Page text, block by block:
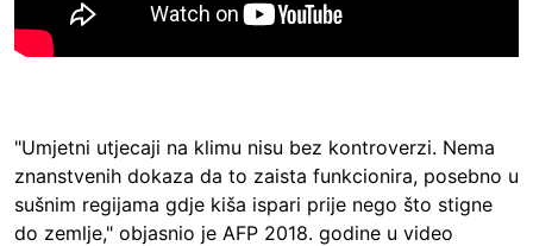
"Umjetni utjecaji na klimu nisu bez kontroverzi. Nema
znanstvenih dokaza da to zaista funkcionira, posebno u
sušnim regijama gdje kiša ispari prije nego što stigne
do zemlje," objasnio je AFP 2018. godine u video